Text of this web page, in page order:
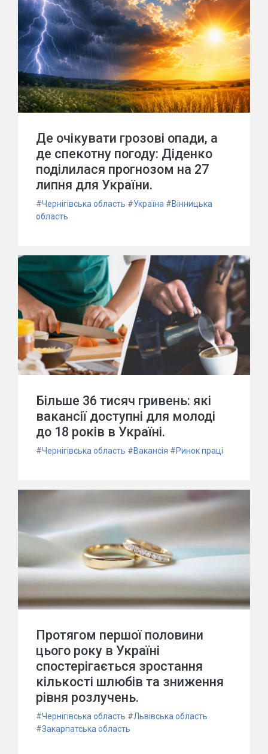
Де очікувати грозові опади, а
де спекотну погоду: Діденко
поділилася прогнозом на 27
липня для України.
#Чернігівська область #Україна #Вінницька
область
Більше 36 тисяч гривень: які
вакансії доступні для молоді
до 18 років в Україні.
#Чернігівська область #Вакансія #Ринок праці
Протягом першої половини
цього року в Україні
спостерігається зростання
кількості шлюбів та зниження
рівня розлучень.
#Чернігівська область #Львівська область
#Закарпатська область